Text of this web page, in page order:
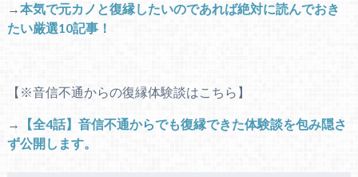
→本気で元カノと復縁したいのであれば絶対に読んでおき
たい厳選10記事！
【※音信不通からの復縁体験談はこちら】
→
【全4話】音信不通からでも復縁できた体験談を包み隠さ
ず公開します。